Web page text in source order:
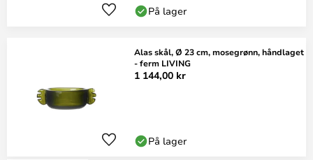
På lager
Alas skål, Ø 23 cm, mosegrønn, håndlaget
- ferm LIVING
1 144,00 kr
På lager